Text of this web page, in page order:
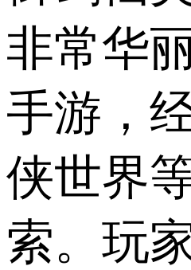
非常华
手游，
侠世界
索。玩